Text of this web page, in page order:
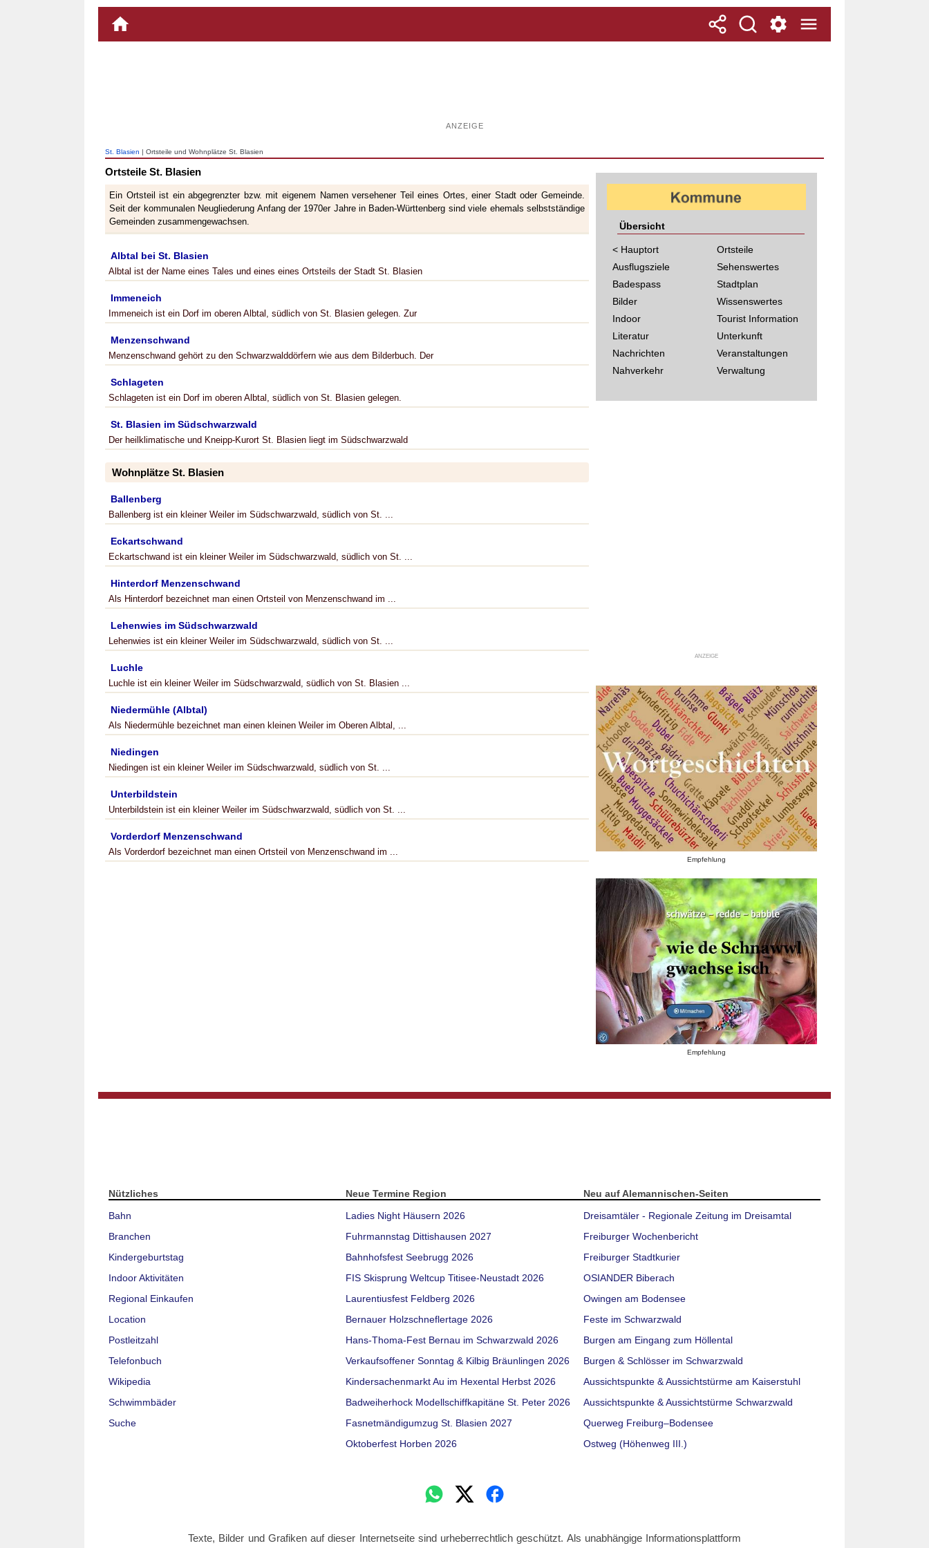
ANZEIGE
St. Blasien | Ortsteile und Wohnplätze St. Blasien
Ortsteile St. Blasien
Ein Ortsteil ist ein abgegrenzter bzw. mit eigenem Namen versehener Teil eines Ortes, einer Stadt oder Gemeinde.
Seit der kommunalen Neugliederung Anfang der 1970er Jahre in Baden-Württenberg sind viele ehemals selbstständige
Gemeinden zusammengewachsen.
Albtal bei St. Blasien
Albtal ist der Name eines Tales und eines eines Ortsteils der Stadt St. Blasien
Immeneich
Immeneich ist ein Dorf im oberen Albtal, südlich von St. Blasien gelegen. Zur
Menzenschwand
Menzenschwand gehört zu den Schwarzwalddörfern wie aus dem Bilderbuch. Der
Schlageten
Schlageten ist ein Dorf im oberen Albtal, südlich von St. Blasien gelegen.
St. Blasien im Südschwarzwald
Der heilklimatische und Kneipp-Kurort St. Blasien liegt im Südschwarzwald
Wohnplätze St. Blasien
Ballenberg
Ballenberg ist ein kleiner Weiler im Südschwarzwald, südlich von St. ...
Eckartschwand
Eckartschwand ist ein kleiner Weiler im Südschwarzwald, südlich von St. ...
Hinterdorf Menzenschwand
Als Hinterdorf bezeichnet man einen Ortsteil von Menzenschwand im ...
Lehenwies im Südschwarzwald
Lehenwies ist ein kleiner Weiler im Südschwarzwald, südlich von St. ...
Luchle
Luchle ist ein kleiner Weiler im Südschwarzwald, südlich von St. Blasien ...
Niedermühle (Albtal)
Als Niedermühle bezeichnet man einen kleinen Weiler im Oberen Albtal, ...
Niedingen
Niedingen ist ein kleiner Weiler im Südschwarzwald, südlich von St. ...
Unterbildstein
Unterbildstein ist ein kleiner Weiler im Südschwarzwald, südlich von St. ...
Vorderdorf Menzenschwand
Als Vorderdorf bezeichnet man einen Ortsteil von Menzenschwand im ...
Übersicht
< Hauptort
Ausflugsziele
Badespass
Bilder
Indoor
Literatur
Nachrichten
Nahverkehr
Ortsteile
Sehenswertes
Stadtplan
Wissenswertes
Tourist Information
Unterkunft
Veranstaltungen
Verwaltung
ANZEIGE
Empfehlung
Empfehlung
Nützliches
Bahn
Branchen
Kindergeburtstag
Indoor Aktivitäten
Regional Einkaufen
Location
Postleitzahl
Telefonbuch
Wikipedia
Schwimmbäder
Suche
Neue Termine Region
Ladies Night Häusern 2026
Fuhrmannstag Dittishausen 2027
Bahnhofsfest Seebrugg 2026
FIS Skisprung Weltcup Titisee-Neustadt 2026
Laurentiusfest Feldberg 2026
Bernauer Holzschneflertage 2026
Hans-Thoma-Fest Bernau im Schwarzwald 2026
Verkaufsoffener Sonntag & Kilbig Bräunlingen 2026
Kindersachenmarkt Au im Hexental Herbst 2026
Badweiherhock Modellschiffkapitäne St. Peter 2026
Fasnetmändigumzug St. Blasien 2027
Oktoberfest Horben 2026
Neu auf Alemannischen-Seiten
Dreisamtäler - Regionale Zeitung im Dreisamtal
Freiburger Wochenbericht
Freiburger Stadtkurier
OSIANDER Biberach
Owingen am Bodensee
Feste im Schwarzwald
Burgen am Eingang zum Höllental
Burgen & Schlösser im Schwarzwald
Aussichtspunkte & Aussichtstürme am Kaiserstuhl
Aussichtspunkte & Aussichtstürme Schwarzwald
Querweg Freiburg–Bodensee
Ostweg (Höhenweg III.)
Texte, Bilder und Grafiken auf dieser Internetseite sind urheberrechtlich geschützt. Als unabhängige Informationsplattform